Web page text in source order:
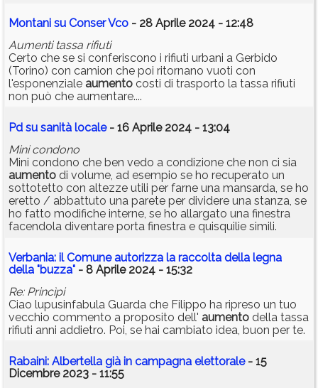
Montani su Conser Vco - 28 Aprile 2024 - 12:48
Aumenti tassa rifiuti
Certo che se si conferiscono i rifiuti urbani a Gerbido
(Torino) con camion che poi ritornano vuoti con
l'esponenziale aumento costi di trasporto la tassa rifiuti
non può che aumentare....
Pd su sanità locale- 16 Aprile 2024 - 13:04
Mini condono
Mini condono che ben vedo a condizione che non ci sia
aumento di volume, ad esempio se ho recuperato un
sottotetto con altezze utili per farne una mansarda, se ho
eretto / abbattuto una parete per dividere una stanza, se
ho fatto modifiche interne, se ho allargato una finestra
facendola diventare porta finestra e quisquilie simili.
Verbania: il Comune autorizza la raccolta della legna
della "buzza" - 8 Aprile 2024 - 15:32
Re: Princìpi
Ciao lupusinfabula Guarda che Filippo ha ripreso un tuo
vecchio commento a proposito dell' aumento della tassa
rifiuti anni addietro. Poi, se hai cambiato idea, buon per te.
Rabaini: Albertella già in campagna elettorale- 15
Dicembre 2023 - 11:55